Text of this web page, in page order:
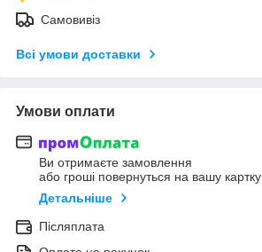
Самовивіз
Всі умови доставки
Умови оплати
Ви отримаєте замовлення
або гроші повернуться на вашу картку
Детальніше
Післяплата